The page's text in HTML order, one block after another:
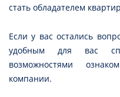
стать обладателем
Если у вас остались
удобным для вас
возможностями
компании.